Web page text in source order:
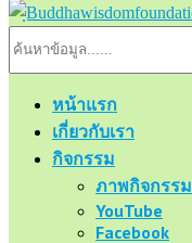
หน้าแรก
เกี่ยวกับเรา
กิจกรรม
ภาพกิจกรรม
YouTube
Facebook